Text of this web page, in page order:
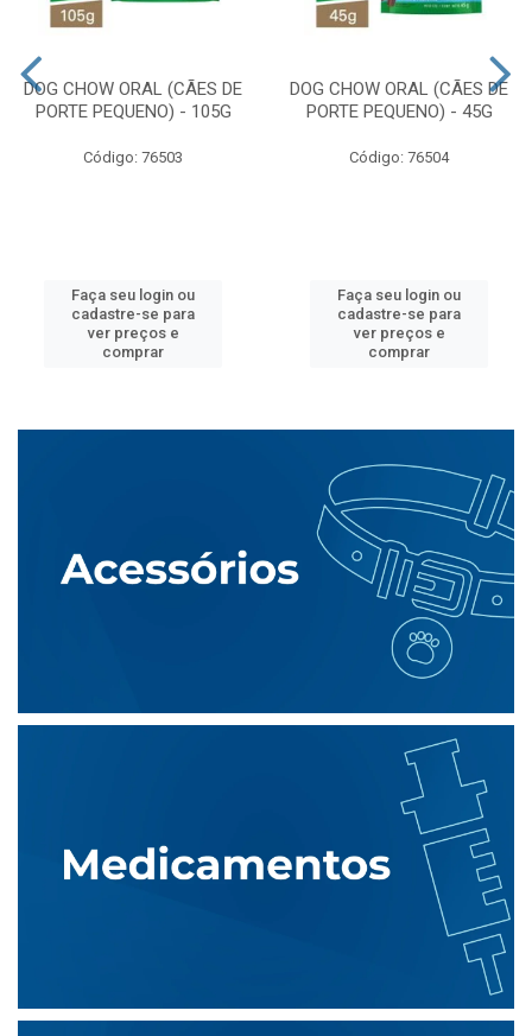
DOG CHOW ORAL (CÃES DE
PORTE PEQUENO) - 105G
Código: 76503
Faça seu login ou
cadastre-se para
ver preços e
comprar
DOG CHOW ORAL (CÃES DE
PORTE PEQUENO) - 45G
Código: 76504
Faça seu login ou
cadastre-se para
ver preços e
comprar